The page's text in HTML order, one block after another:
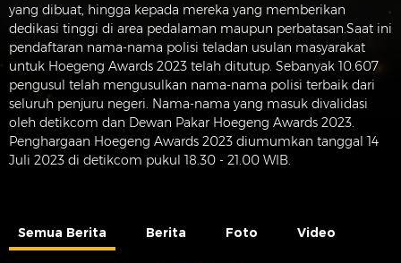
yang dibuat, hingga kepada mereka yang memberikan
dedikasi tinggi di area pedalaman maupun perbatasan.Saat ini
pendaftaran nama-nama polisi teladan usulan masyarakat
untuk Hoegeng Awards 2023 telah ditutup. Sebanyak 10.607
pengusul telah mengusulkan nama-nama polisi terbaik dari
seluruh penjuru negeri. Nama-nama yang masuk divalidasi
oleh detikcom dan Dewan Pakar Hoegeng Awards 2023.
Penghargaan Hoegeng Awards 2023 diumumkan tanggal 14
Juli 2023 di detikcom pukul 18.30 - 21.00 WIB.
Semua Berita Berita Foto Video